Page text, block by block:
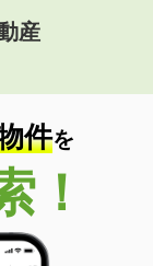
産
件を
！